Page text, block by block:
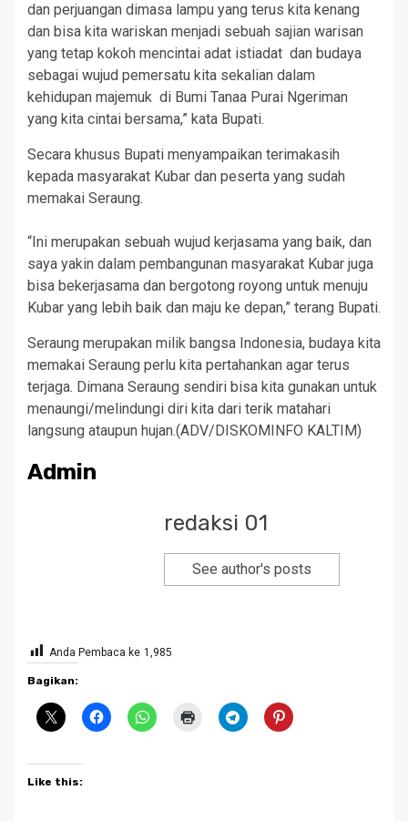
dan perjuangan dimasa lampu yang terus kita kenang
dan bisa kita wariskan menjadi sebuah sajian warisan
yang tetap kokoh mencintai adat istiadat dan budaya
sebagai wujud pemersatu kita sekalian dalam
kehidupan majemuk di Bumi Tanaa Purai Ngeriman
yang kita cintai bersama,” kata Bupati.
Secara khusus Bupati menyampaikan terimakasih
kepada masyarakat Kubar dan peserta yang sudah
memakai Seraung.
“Ini merupakan sebuah wujud kerjasama yang baik, dan
saya yakin dalam pembangunan masyarakat Kubar juga
bisa bekerjasama dan bergotong royong untuk menuju
Kubar yang lebih baik dan maju ke depan,” terang Bupati.
Seraung merupakan milik bangsa Indonesia, budaya kita
memakai Seraung perlu kita pertahankan agar terus
terjaga. Dimana Seraung sendiri bisa kita gunakan untuk
menaungi/melindungi diri kita dari terik matahari
langsung ataupun hujan.(ADV/DISKOMINFO KALTIM)
Admin
redaksi 01
See author's posts
Anda Pembaca ke 1,985
Bagikan:
Like this: